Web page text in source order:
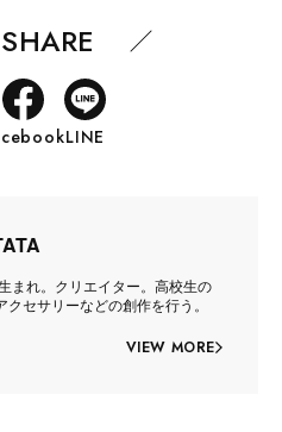
LINE
まれ。クリエイター。高校生の
セサリーなどの創作を行う。
VIEW MORE